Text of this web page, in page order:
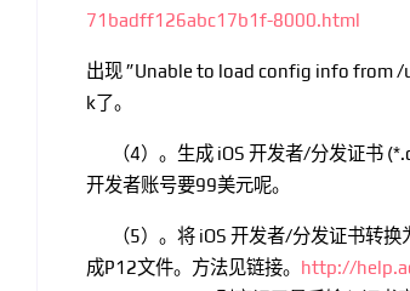
71badff126abc17b1f-8000.html
出现 ”Unable to load config info from
k了。
（4）。 生成 iOS 开发者/分发证书
开发者账号要99美元呢。
（5）。 将 iOS 开发者/分发证书转
成P12文件。方法见链接。 http://